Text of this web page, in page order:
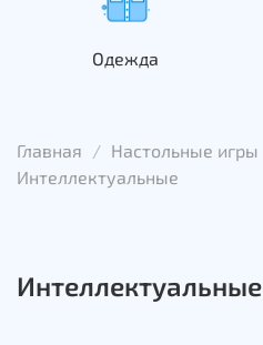
Одежда
Главная Настольные игры
Интеллектуальные
Интеллектуальные